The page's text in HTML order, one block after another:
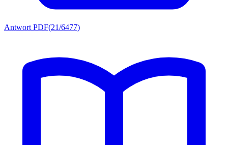
Antwort PDF(21/6477)